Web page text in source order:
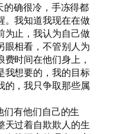
确很冷，手冻得都
。我知道我现在在做
为止，我认为自己做
眼相看，不管别人为
时间在他们身上，
我想要的，我的目标
的，我只争取那些属
有他们自己的生
天过着自欺欺人的生